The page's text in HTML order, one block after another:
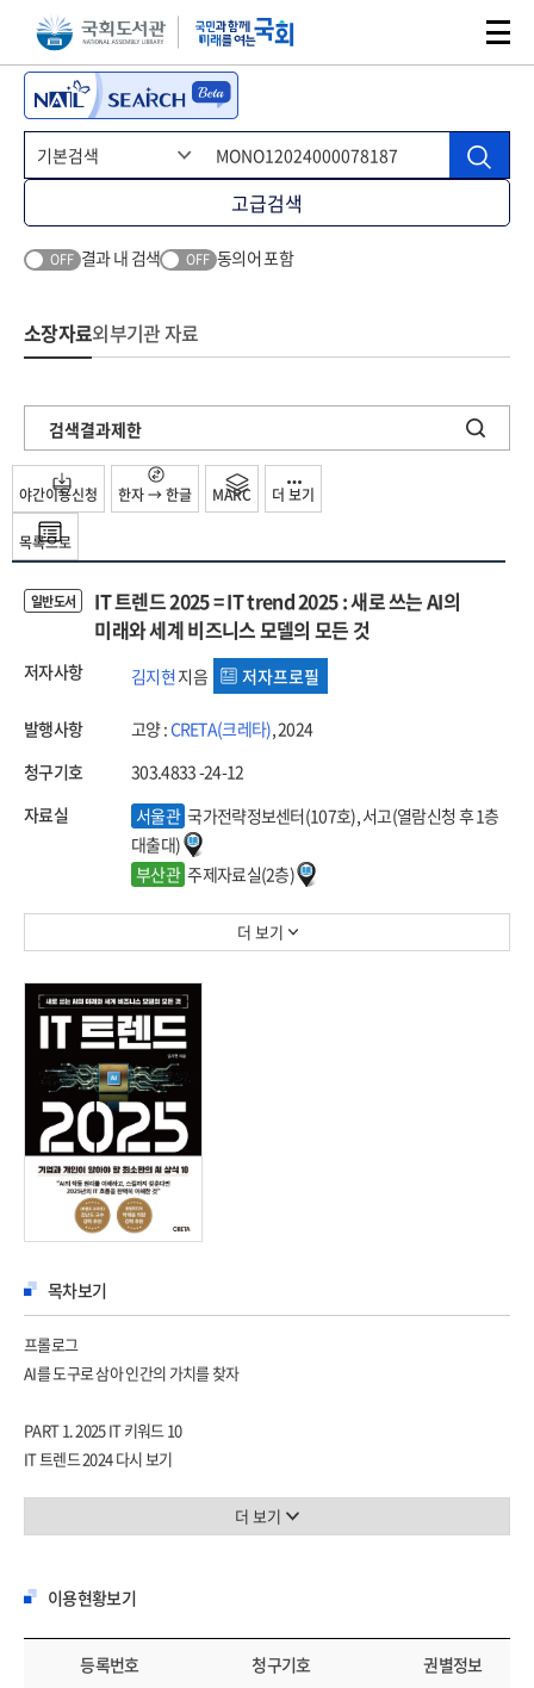
본문 바로가기주메뉴 바로가기
고급검색
OFF 결과 내 검색 OFF 동의어 포함
소장자료외부기관 자료
검색결과제한
목록으로
야간이용신청 한자 → 한글 MARC 더 보기
일반도서
IT 트렌드 2025 = IT trend 2025 : 새로 쓰는 AI의
미래와 세계 비즈니스 모델의 모든 것
저자사항 김지현 지음 저자프로필
발행사항 고양 :CRETA(크레타), 2024
청구기호
303.4833 -24-12
자료실
서울관 국가전략정보센터(107호), 서고(열람신청 후 1층
대출대)
부산관 주제자료실(2층)
더 보기
목차보기
프롤로그
AI를 도구로 삼아 인간의 가치를 찾자
PART 1. 2025 IT 키워드 10
IT 트렌드 2024 다시 보기
‘클라우드와 디지털 트랜스포메이션’ 고도화, 가속화, 다양화
AI가 이끄는 2025년
‘LAM’ PC와 스마트폰으로 침투하다
더 보기
이용현황보기
등록번호 청구기호 권별정보